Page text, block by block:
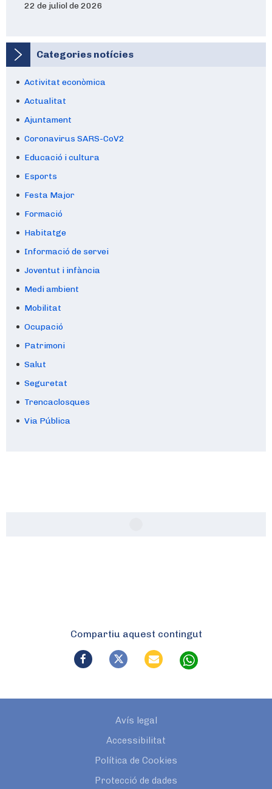
22 de juliol de 2026
Categories notícies
Activitat econòmica
Actualitat
Ajuntament
Coronavirus SARS-CoV2
Educació i cultura
Esports
Festa Major
Formació
Habitatge
Informació de servei
Joventut i infància
Medi ambient
Mobilitat
Ocupació
Patrimoni
Salut
Seguretat
Trencaclosques
Via Pública
Compartiu aquest contingut
Avís legal
Accessibilitat
Política de Cookies
Protecció de dades